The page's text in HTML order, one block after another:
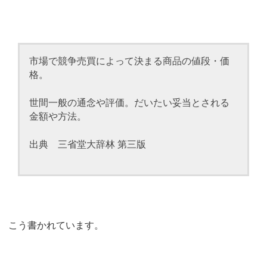
市場で競争売買によって決まる商品の値段・価
格。
世間一般の通念や評価。だいたい妥当とされる
金額や方法。
出典 三省堂大辞林 第三版
こう書かれています。